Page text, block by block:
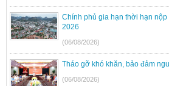
Chính phủ gia hạn thời hạn nộp
2026
(06/08/2026)
Tháo gỡ khó khăn, bảo đảm
(06/08/2026)